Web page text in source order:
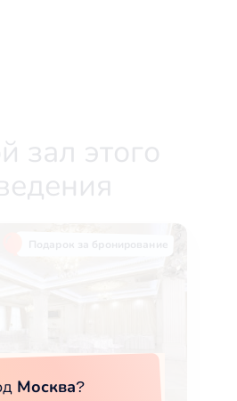
зал этого
Москва?